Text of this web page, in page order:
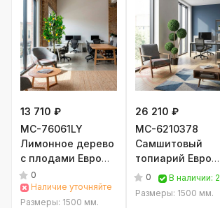
13 710 ₽
MC-76061LY
Лимонное дерево
с плодами Евро
Офис (Зелёный)
0
Наличие уточняйте
Размеры: 1500 мм.
26 210 ₽
MC-6210378
Самшитовый
топиарий Евро
Офис (Зелёный)
0
В наличии: 2
Размеры: 1500 мм.